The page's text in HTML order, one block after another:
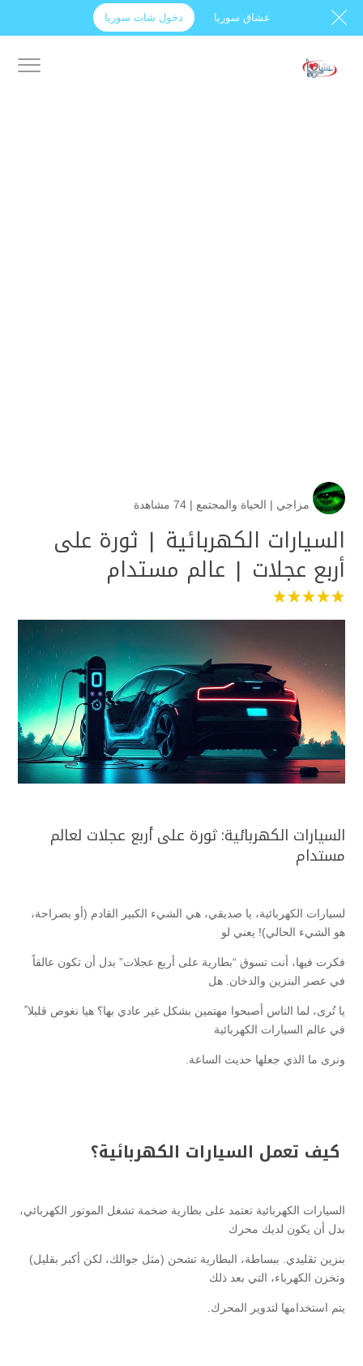
عشاق سوريا دخول شات سوريا
مزاجي | الحياة والمجتمع | 74 مشاهدة
السيارات الكهربائية | ثورة على
أربع عجلات | عالم مستدام
السيارات الكهربائية: ثورة على أربع عجلات لعالم
مستدام
لسيارات الكهربائية، يا صديقي، هي الشيء الكبير القادم (أو بصراحة،
هو الشيء الحالي)! يعني لو
فكرت فيها، أنت تسوق “بطارية على أربع عجلات” بدل أن تكون عالقاً
في عصر البنزين والدخان. هل
يا تُرى، لما الناس أصبحوا مهتمين بشكل غير عادي بها؟ هيا نغوص قليلا ً
في عالم السيارات الكهربائية
ونرى ما الذي جعلها حديث الساعة.
كيف تعمل السيارات الكهربائية؟
السيارات الكهربائية تعتمد على بطارية ضخمة تشغل الموتور الكهربائي،
بدل أن يكون لديك محرك
بنزين تقليدي. ببساطة، البطارية تشحن (مثل جوالك، لكن أكبر بقليل)
وتخزن الكهرباء، التي بعد ذلك
يتم استخدامها لتدوير المحرك.